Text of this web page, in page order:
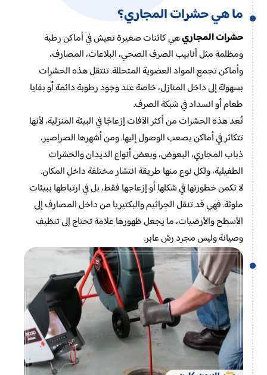
ما هي حشرات المجاري؟
حشرات المجاريهي كائنات صغيرة تعيش في أماكن رطبة
ومظلمة مثل أنابيب الصرف الصحي، البلاعات، المصارف،
وأماكن تجمع المواد العضوية المتحللة. تنتقل هذه الحشرات
بسهولة إلى داخل المنازل، خاصة عند وجود رطوبة دائمة أو بقايا
طعام أو انسداد في شبكة الصرف.
تُعد هذه الحشرات من أكثر الآفات إزعاجًا في البيئة المنزلية، لأنها
تتكاثر في أماكن يصعب الوصول إليها. ومن أشهرها الصراصير،
ذباب المجاري، البعوض، وبعض أنواع الديدان والحشرات
الطفيلية، ولكل نوع منها طريقة انتشار مختلفة داخل المكان.
لا تكمن خطورتها في شكلها أو إزعاجها فقط، بل في ارتباطها ببيئات
ملوثة. فهي قد تنقل الجراثيم والبكتيريا من داخل المصارف إلى
الأسطح والأرضيات، ما يجعل ظهورها علامة تحتاج إلى تنظيف
وصيانة وليس مجرد رش عابر.